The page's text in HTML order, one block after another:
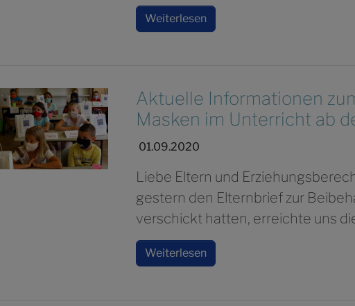
Weiterlesen
Aktuelle Informationen
Masken im Unterricht ab
01.09.2020
Liebe Eltern und
gestern den Elternbrief zur
verschickt hatten, erreichte uns
Weiterlesen